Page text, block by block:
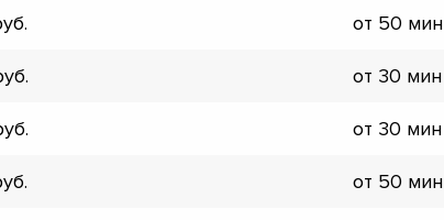
от 50 мин
от 30 мин
от 30 мин
от 50 мин